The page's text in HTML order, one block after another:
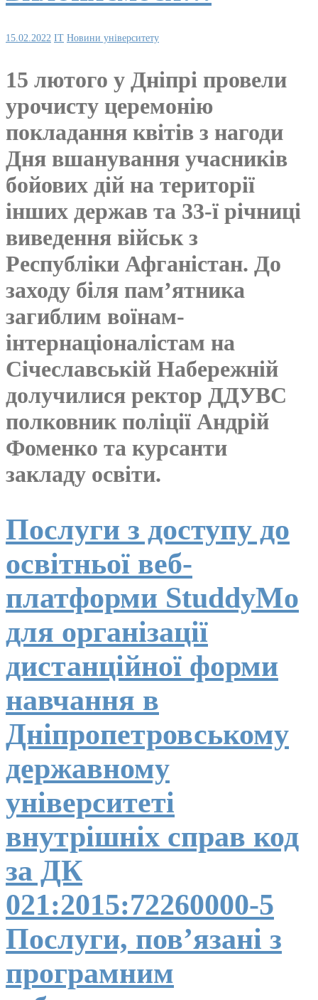
15.02.2022 IT Новини університету
15 лютого у Дніпрі провели
урочисту церемонію
покладання квітів з нагоди
Дня вшанування учасників
бойових дій на території
інших держав та 33-ї річниці
виведення військ з
Республіки Афганістан. До
заходу біля пам’ятника
загиблим воїнам-
інтернаціоналістам на
Січеславській Набережній
долучилися ректор ДДУВС
полковник поліції Андрій
Фоменко та курсанти
закладу освіти.
Послуги з доступу до
освітньої веб-
платформи StuddyMo
для організації
дистанційної форми
навчання в
Дніпропетровському
державному
університеті
внутрішніх справ код
за ДК
021:2015:72260000-5
Послуги, пов’язані з
програмним